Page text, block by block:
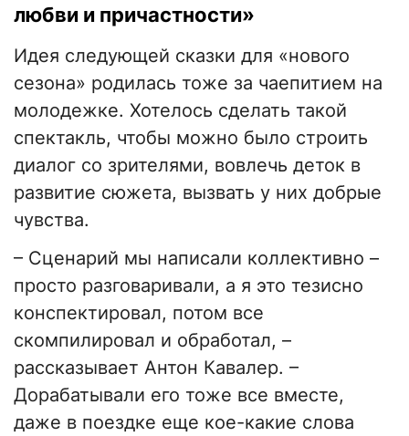
любви и причастности»
Идея следующей сказки для «нового
сезона» родилась тоже за чаепитием на
молодежке. Хотелось сделать такой
спектакль, чтобы можно было строить
диалог со зрителями, вовлечь деток в
развитие сюжета, вызвать у них добрые
чувства.
– Сценарий мы написали коллективно –
просто разговаривали, а я это тезисно
конспектировал, потом все
скомпилировал и обработал, –
рассказывает Антон Кавалер. –
Дорабатывали его тоже все вместе,
даже в поездке еще кое-какие слова